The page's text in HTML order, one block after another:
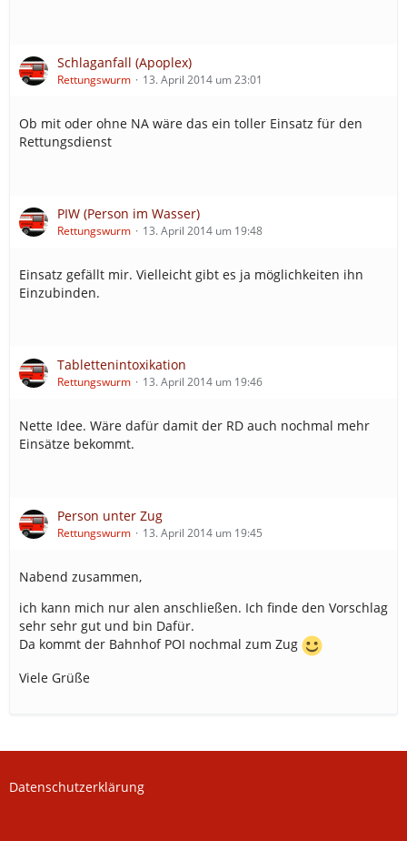
Schlaganfall (Apoplex)
Rettungswurm 13. April 2014 um 23:01
Ob mit oder ohne NA wäre das ein toller Einsatz für den
Rettungsdienst
PIW (Person im Wasser)
Rettungswurm 13. April 2014 um 19:48
Einsatz gefällt mir. Vielleicht gibt es ja möglichkeiten ihn
Einzubinden.
Tablettenintoxikation
Rettungswurm 13. April 2014 um 19:46
Nette Idee. Wäre dafür damit der RD auch nochmal mehr
Einsätze bekommt.
Person unter Zug
Rettungswurm 13. April 2014 um 19:45
Nabend zusammen,
ich kann mich nur alen anschließen. Ich finde den Vorschlag
sehr sehr gut und bin Dafür.
Da kommt der Bahnhof POI nochmal zum Zug
Viele Grüße
Datenschutzerklärung